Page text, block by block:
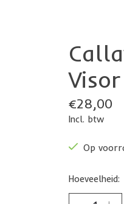
€28,00
Incl. btw
Op
Hoeveelheid: